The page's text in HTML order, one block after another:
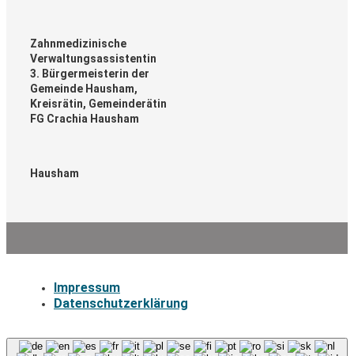
Zahnmedizinische
Verwaltungsassistentin
3. Bürgermeisterin der
Gemeinde Hausham,
Kreisrätin, Gemeinderätin
FG Crachia Hausham
Hausham
Impressum
Datenschutzerklärung